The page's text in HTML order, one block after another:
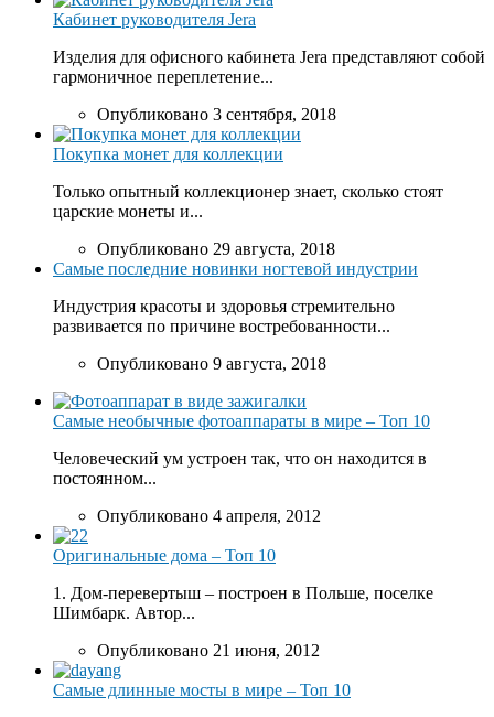
Кабинет руководителя Jera
Изделия для офисного кабинета Jera представляют собой
гармоничное переплетение...
Опубликовано 3 сентября, 2018
Покупка монет для коллекции
Только опытный коллекционер знает, сколько стоят
царские монеты и...
Опубликовано 29 августа, 2018
Самые последние новинки ногтевой индустрии
Индустрия красоты и здоровья стремительно
развивается по причине востребованности...
Опубликовано 9 августа, 2018
Самые необычные фотоаппараты в мире – Топ 10
Человеческий ум устроен так, что он находится в
постоянном...
Опубликовано 4 апреля, 2012
Оригинальные дома – Топ 10
1. Дом-перевертыш – построен в Польше, поселке
Шимбарк. Автор...
Опубликовано 21 июня, 2012
Самые длинные мосты в мире – Топ 10